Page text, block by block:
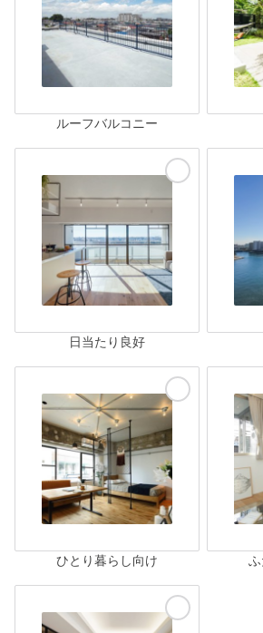
ルーフバルコニー
日当たり良好
ひとり暮らし向け